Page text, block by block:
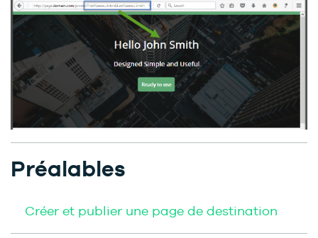
Préalables
Créer et publier une page de destination